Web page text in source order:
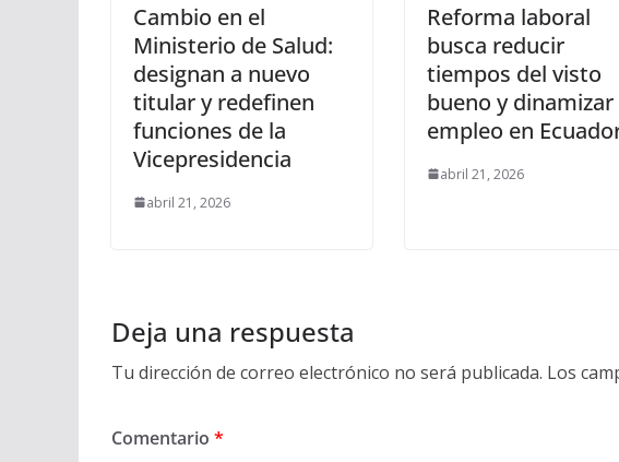
Cambio en el
Ministerio de Salud:
designan a nuevo
titular y redefinen
funciones de la
Vicepresidencia
abril 21, 2026
Reforma laboral
busca reducir
tiempos del visto
bueno y dinamizar
empleo en
abril 21, 2026
Deja una respuesta
Tu dirección de correo electrónico no será publicada. Los
Comentario *